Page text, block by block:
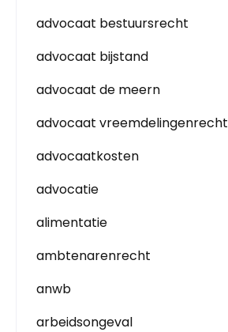
advocaat bestuursrecht
advocaat bijstand
advocaat de meern
advocaat vreemdelingenrecht
advocaatkosten
advocatie
alimentatie
ambtenarenrecht
anwb
arbeidsongeval